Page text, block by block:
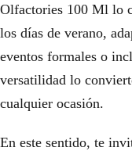
Olfactories 100 Ml lo
los días de verano,
eventos formales o
versatilidad lo
cualquier ocasión.
En este sentido, te